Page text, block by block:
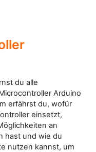
du alle
Arduino
erfährst du, wofür
einsetzt,
an
hast und wie du
nutzen kannst, um